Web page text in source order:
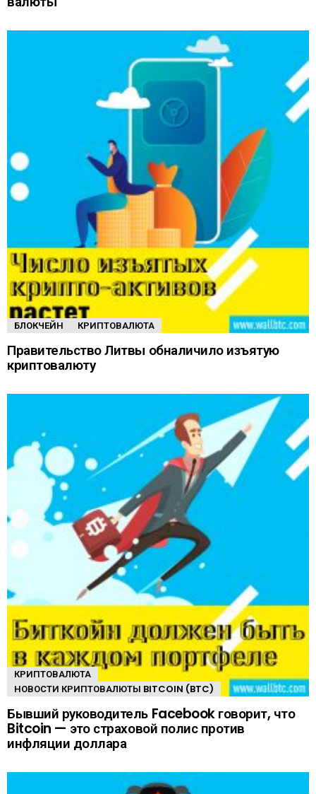
БЛОКЧЕЙН КРИПТОВАЛЮТА
Правительство Литвы обналичило изъятую
криптовалюту
КРИПТОВАЛЮТА
НОВОСТИ КРИПТОВАЛЮТЫ BITCOIN (BTC)
Бывший руководитель Facebook говорит, что
Bitcoin — это страховой полис против
инфляции доллара